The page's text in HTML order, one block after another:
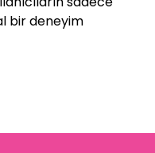
bir deneyim